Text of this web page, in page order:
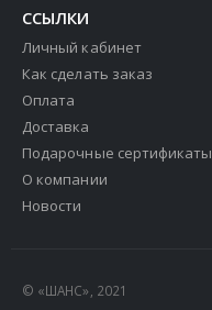
ССЫЛКИ
Личный кабинет
Как сделать заказ
Оплата
Доставка
Подарочные сертификаты
О компании
Новости
© «ШАНС», 2021